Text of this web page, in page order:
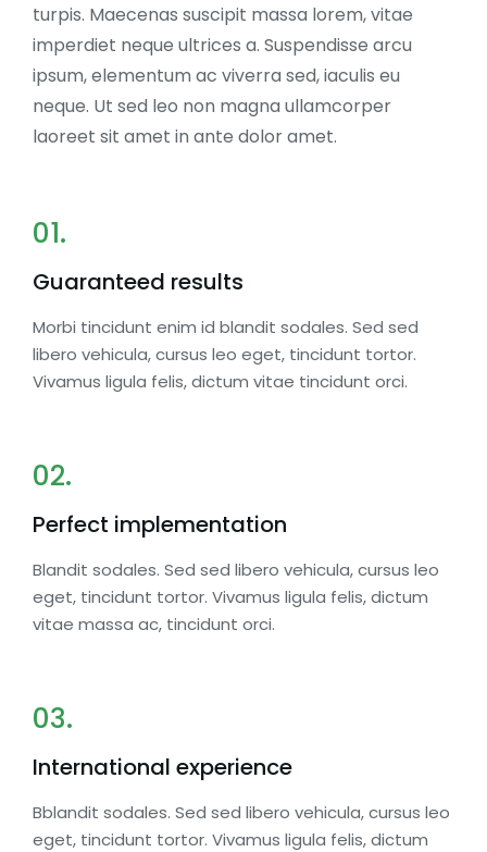
turpis. Maecenas suscipit massa lorem, vitae
imperdiet neque ultrices a. Suspendisse arcu
ipsum, elementum ac viverra sed, iaculis eu
neque. Ut sed leo non magna ullamcorper
laoreet sit amet in ante dolor amet.
01.
Guaranteed results
Morbi tincidunt enim id blandit sodales. Sed sed
libero vehicula, cursus leo eget, tincidunt tortor.
Vivamus ligula felis, dictum vitae tincidunt orci.
02.
Perfect implementation
Blandit sodales. Sed sed libero vehicula, cursus leo
eget, tincidunt tortor. Vivamus ligula felis, dictum
vitae massa ac, tincidunt orci.
03.
International experience
Bblandit sodales. Sed sed libero vehicula, cursus leo
eget, tincidunt tortor. Vivamus ligula felis, dictum